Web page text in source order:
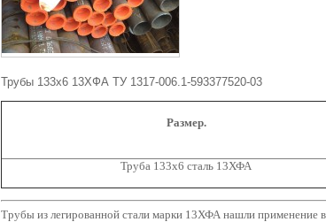
Трубы 133х6 13ХФА ТУ 1317-006.1-593377520-03
Размер.
Труба 133х6 сталь 13ХФА
Трубы из легированной стали марки 13ХФА нашли применение